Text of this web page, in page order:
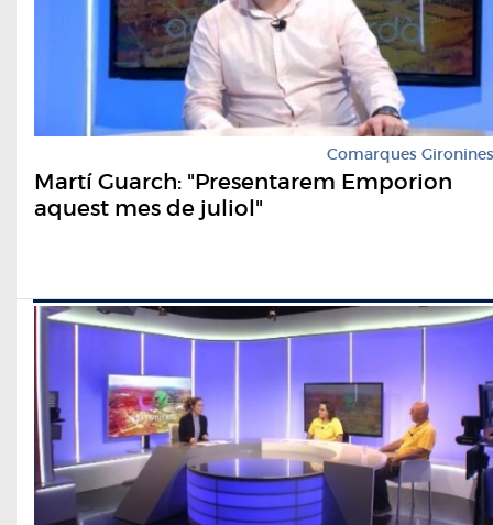
Comarques Gironines
Martí Guarch: "Presentarem Emporion
aquest mes de juliol"